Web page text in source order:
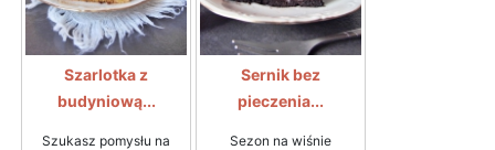
Szarlotka z
budyniową...
Szukasz pomysłu na
Sernik bez
pieczenia...
Sezon na wiśnie